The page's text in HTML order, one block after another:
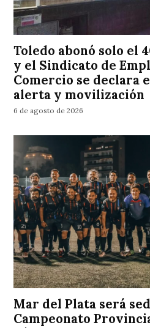
Toledo abonó solo el
y el Sindicato de
Comercio se declara
alerta y movilización
6 de agosto de 2026
Mar del Plata será
Campeonato